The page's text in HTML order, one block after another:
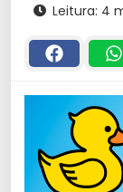
Leitura: 4